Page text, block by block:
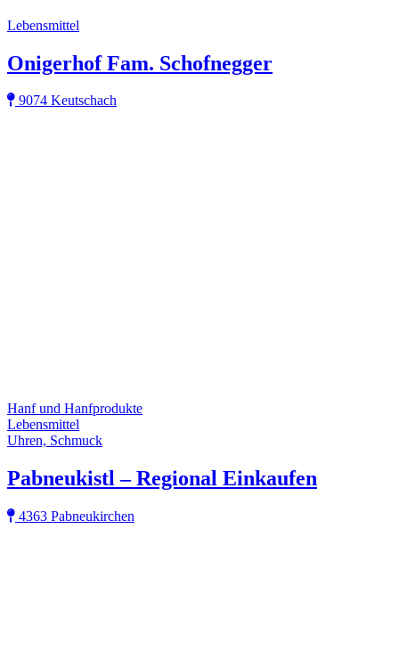
Lebensmittel
Onigerhof Fam. Schofnegger
9074 Keutschach
Hanf und Hanfprodukte
Lebensmittel
Uhren, Schmuck
Pabneukistl – Regional Einkaufen
4363 Pabneukirchen